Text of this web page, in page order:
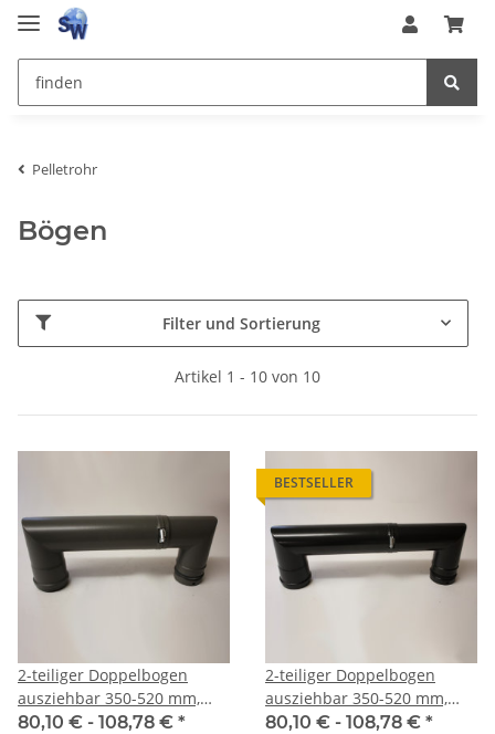
Pelletrohr
Bögen
Filter und Sortierung
Artikel 1 - 10 von 10
2-teiliger Doppelbogen
ausziehbar 350-520 mm,
gussgrau emailliert
80,10 € - 108,78 € *
BESTSELLER
2-teiliger Doppelbogen
ausziehbar 350-520 mm,
matt schwarz emailliert
80,10 € - 108,78 € *